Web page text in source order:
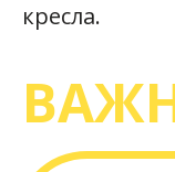
кресла.